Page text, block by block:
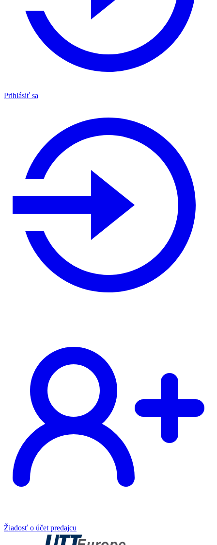
Prihlásiť sa
Žiadosť o účet predajcu